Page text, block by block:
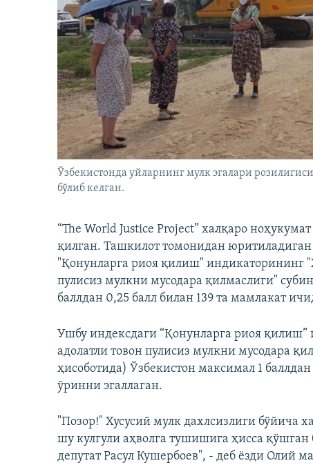
Ўзбекистонда уйларнинг мулк эгалари
бўлиб келган.
“The World Justice Project” халқаро
қилган. Ташкилот томонидан
"Қонунларга риоя қилиш" индикаторининг
пулисиз мулкни мусодара қилмаслиги"
баллдан 0,25 балл билан 139 та мамлакат
Ушбу индексдаги “Қонунларга риоя қилиш”
адолатли товон пулисиз мулкни мусодара
ҳисоботида) Ўзбекистон максимал 1
ўринни эгаллаган.
"Позор!" Хусусий мулк дахлсизлиги бўйича
шу кулгули аҳволга тушишига ҳисса қўшган
депутат Расул Кушербоев", - деб ёзди Олий